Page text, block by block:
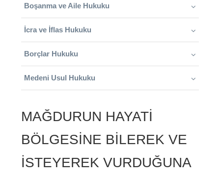
Boşanma ve Aile Hukuku
İcra ve İflas Hukuku
Borçlar Hukuku
Medeni Usul Hukuku
MAĞDURUN HAYATİ
BÖLGESİNE BİLEREK VE
İSTEYEREK VURDUĞUNA